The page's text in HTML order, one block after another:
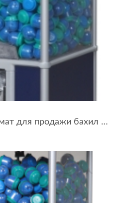
Механический автомат для продажи бахил BEAVER NB-26